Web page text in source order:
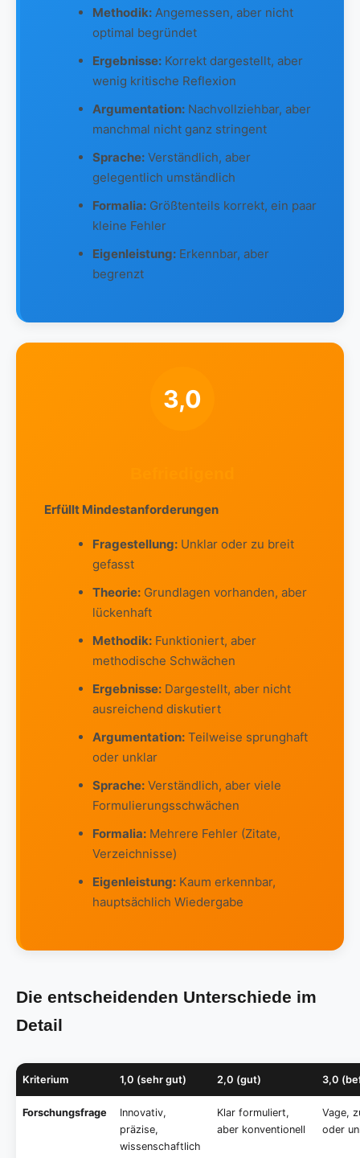
Methodik: Angemessen, aber nicht
optimal begründet
Ergebnisse: Korrekt dargestellt, aber
wenig kritische Reflexion
Argumentation: Nachvollziehbar, aber
manchmal nicht ganz stringent
Sprache: Verständlich, aber
gelegentlich umständlich
Formalia: Größtenteils korrekt, ein paar
kleine Fehler
Eigenleistung: Erkennbar, aber
begrenzt
3,0
Erfüllt Mindestanforderungen
Fragestellung: Unklar oder zu breit
gefasst
Theorie: Grundlagen vorhanden, aber
lückenhaft
Methodik: Funktioniert, aber
methodische Schwächen
Ergebnisse: Dargestellt, aber nicht
ausreichend diskutiert
Argumentation: Teilweise sprunghaft
oder unklar
Sprache: Verständlich, aber viele
Formulierungsschwächen
Formalia: Mehrere Fehler (Zitate,
Verzeichnisse)
Eigenleistung: Kaum erkennbar,
hauptsächlich Wiedergabe
Die entscheidenden Unterschiede im
Detail
Kriterium 1,0 (sehr gut) 2,0 (gut) 3,0
Forschungsfrage
Innovativ,
präzise,
wissenschaftlich
Klar formuliert,
aber konventionell
Vage,
oder